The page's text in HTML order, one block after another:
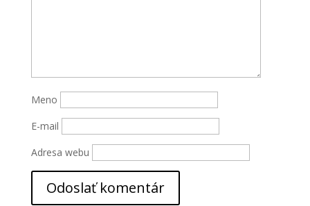
Meno
E-mail
Adresa webu
fungovanie
stránky.
Štatistiky
zlepšiť